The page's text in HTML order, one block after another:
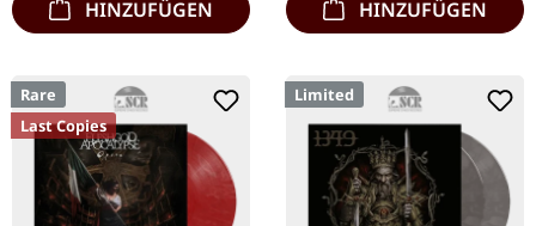
HINZUFÜGEN HINZUFÜGEN
Rare
Last Copies
Limited